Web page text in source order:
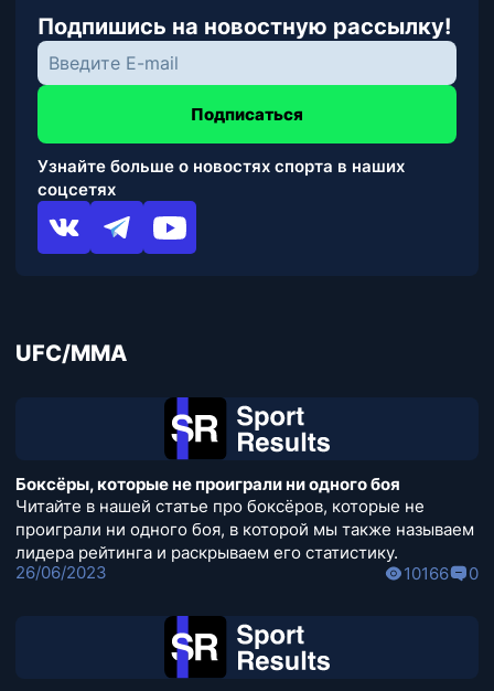
Подпишись на новостную рассылку!
Подписаться
Узнайте больше о новостях спорта в наших
соцсетях
UFC/MMA
Боксёры, которые не проиграли ни одного боя
Читайте в нашей статье про боксёров, которые не
проиграли ни одного боя, в которой мы также называем
лидера рейтинга и раскрываем его статистику.
26/06/2023
10166 0